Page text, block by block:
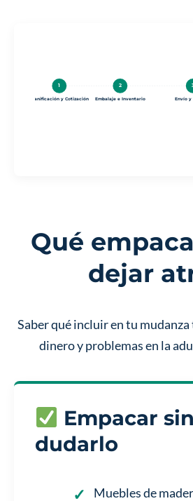
1 2
Planificación y Cotización Embalaje e Inventario Envío y
Qué
dejar
Saber qué incluir en tu
dinero y problemas en la
Empacar sin
dudarlo
Muebles de